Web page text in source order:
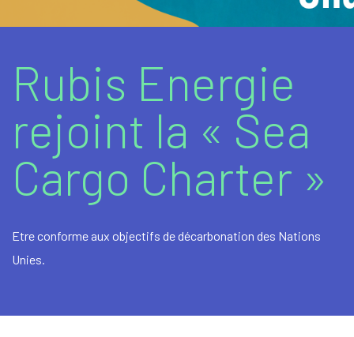
Bitumes et produits bitumineux
Produits / Services additionnels
Rubis Energie
rejoint la « Sea
Cargo Charter »
Etre conforme aux objectifs de décarbonation des Nations
Unies.